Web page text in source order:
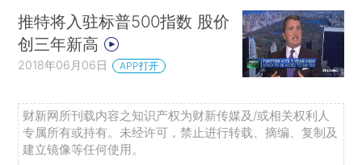
推特将入驻标普500指数 股价
创三年新高
2018年06月06日 APP打开
财新网所刊载内容之知识产权为财新传媒及/或相关权利人
专属所有或持有。未经许可，禁止进行转载、摘编、复制及
建立镜像等任何使用。